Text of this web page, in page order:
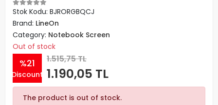
Stok Kodu: BJRORGBQCJ
Brand: LineOn
Category: Notebook Screen
Out of stock
%21
Discount
1.515,75 TL
1.190,05 TL
The product is out of stock.